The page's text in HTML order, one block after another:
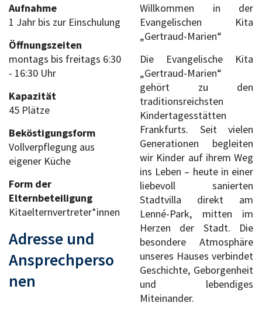
Aufnahme
1 Jahr bis zur Einschulung
Öffnungszeiten
montags bis freitags 6:30
- 16:30 Uhr
Kapazität
45 Plätze
Beköstigungsform
Vollverpflegung aus
eigener Küche
Form der
Elternbeteiligung
Kitaelternvertreter*innen
Adresse und
Ansprechperso
nen
Willkommen in der
Evangelischen Kita
„Gertraud-Marien“
Die Evangelische Kita
„Gertraud-Marien“
gehört zu den
traditionsreichsten
Kindertagesstätten
Frankfurts. Seit vielen
Generationen begleiten
wir Kinder auf ihrem Weg
ins Leben – heute in einer
liebevoll sanierten
Stadtvilla direkt am
Lenné-Park, mitten im
Herzen der Stadt. Die
besondere Atmosphäre
unseres Hauses verbindet
Geschichte, Geborgenheit
und lebendiges
Miteinander.